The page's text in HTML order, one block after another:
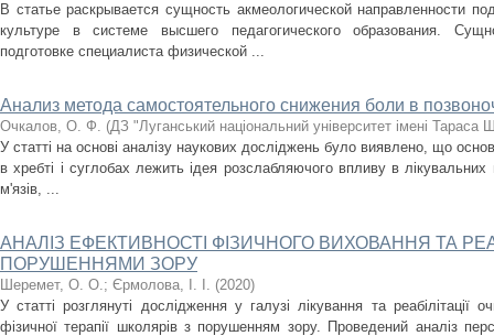
В статье раскрывается сущность акмеологической направленности
культуре в системе высшего педагогического образования.
подготовке специалиста физической ...
Анализ метода самостоятельного снижения боли в
Очкалов, О. Ф. (ДЗ "Луганський національний університет імені Тараса
У статті на основі аналізу наукових досліджень було виявлено, що
в хребті і суглобах лежить ідея розслабляючого впливу в
м'язів, ...
АНАЛІЗ ЕФЕКТИВНОСТІ ФІЗИЧНОГО ВИХОВАННЯ ТА
ПОРУШЕННЯМИ ЗОРУ
Шеремет, О. О.; Єрмолова, І. І. (2020)
У статті розглянуті дослідження у галузі лікування та реабілітації
фізичної терапії школярів з порушенням зору. Проведений аналіз